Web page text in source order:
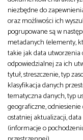
niezbędne do
oraz możliwości ich
pogrupowane są w
metadanych (elementy,
takie jak data
odpowiedzialnej za ich
tytuł, streszczenie, typ
klasyfikacja danych
tematyczna danych, typ
geograficzne,
ostatniej aktualizacji,
(informacje o